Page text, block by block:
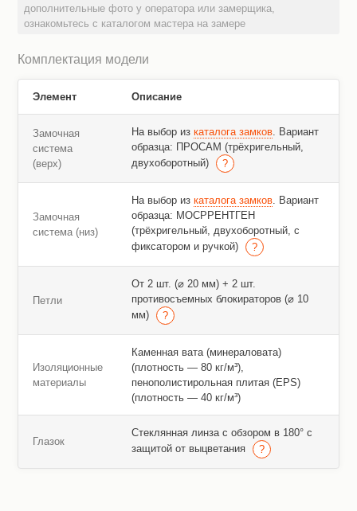
дополнительные фото у оператора или замерщика,
ознакомьтесь с каталогом мастера на замере
Комплектация модели
Элемент Описание
Замочная
система
(верх)
На выбор из каталога замков. Вариант
образца: ПРОСАМ (трёхригельный,
двухоборотный)
Замочная
система (низ)
На выбор из каталога замков. Вариант
образца: МОСРРЕНТГЕН
(трёхригельный, двухоборотный, с
фиксатором и ручкой)
Петли
От 2 шт. (⌀ 20 мм) + 2 шт.
противосъемных блокираторов (⌀ 10
мм)
Изоляционные
материалы
Каменная вата (минераловата)
(плотность — 80 кг/м³),
пенополистирольная плитая (EPS)
(плотность — 40 кг/м³)
Глазок
Стеклянная линза с обзором в 180° с
защитой от выцветания